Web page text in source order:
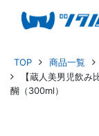
TOP 商品一覧
【蔵人美男児飲
醐（300ml）